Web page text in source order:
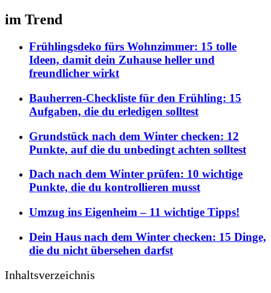
im Trend
Frühlingsdeko fürs Wohnzimmer: 15 tolle
Ideen, damit dein Zuhause heller und
freundlicher wirkt
Bauherren-Checkliste für den Frühling: 15
Aufgaben, die du erledigen solltest
Grundstück nach dem Winter checken: 12
Punkte, auf die du unbedingt achten solltest
Dach nach dem Winter prüfen: 10 wichtige
Punkte, die du kontrollieren musst
Umzug ins Eigenheim – 11 wichtige Tipps!
Dein Haus nach dem Winter checken: 15 Dinge,
die du nicht übersehen darfst
Inhaltsverzeichnis